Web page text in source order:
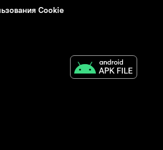
Cookie